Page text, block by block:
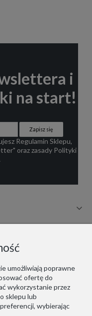
i
na start!
Zapisz się
Regulamin Sklepu,
oraz zasady Polityki
umożliwiają poprawne
ofertę do
wykorzystanie przez
sklepu lub
wybierając